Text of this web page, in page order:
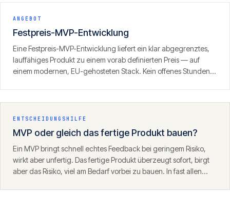
Umsatz erzeugen kann.
ANGEBOT
Festpreis-MVP-Entwicklung
Eine Festpreis-MVP-Entwicklung liefert ein klar abgegrenztes,
lauffähiges Produkt zu einem vorab definierten Preis — auf
einem modernen, EU-gehosteten Stack. Kein offenes Stunden-
ENTSCHEIDUNGSHILFE
MVP oder gleich das fertige Produkt bauen?
Ein MVP bringt schnell echtes Feedback bei geringem Risiko,
wirkt aber unfertig. Das fertige Produkt überzeugt sofort, birgt
aber das Risiko, viel am Bedarf vorbei zu bauen. In fast allen